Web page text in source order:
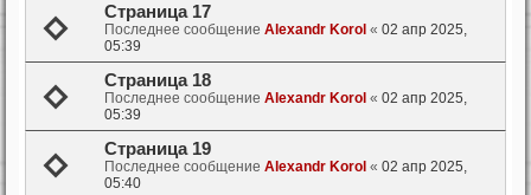
Страница 17
Последнее сообщение Alexandr Korol « 02 апр 2025,
05:39
Страница 18
Последнее сообщение Alexandr Korol « 02 апр 2025,
05:39
Страница 19
Последнее сообщение Alexandr Korol « 02 апр 2025,
05:40